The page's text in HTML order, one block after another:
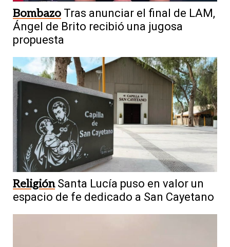
Bombazo Tras anunciar el final de LAM,
Ángel de Brito recibió una jugosa
propuesta
Religión Santa Lucía puso en valor un
espacio de fe dedicado a San Cayetano